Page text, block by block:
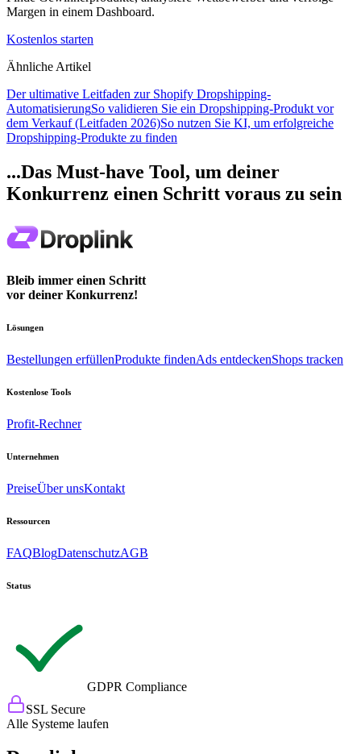
Margen in einem Dashboard.
Kostenlos starten
Ähnliche Artikel
Der ultimative Leitfaden zur Shopify Dropshipping-
AutomatisierungSo validieren Sie ein Dropshipping-Produkt vor
dem Verkauf (Leitfaden 2026)So nutzen Sie KI, um erfolgreiche
Dropshipping-Produkte zu finden
...Das Must-have Tool, um deiner
Konkurrenz einen Schritt voraus zu sein
Bleib immer einen Schritt
vor deiner Konkurrenz!
Lösungen
Bestellungen erfüllenProdukte findenAds entdeckenShops tracken
Kostenlose Tools
Profit-Rechner
Unternehmen
PreiseÜber unsKontakt
Ressourcen
FAQBlogDatenschutzAGB
Status
GDPR Compliance
SSL Secure
Alle Systeme laufen